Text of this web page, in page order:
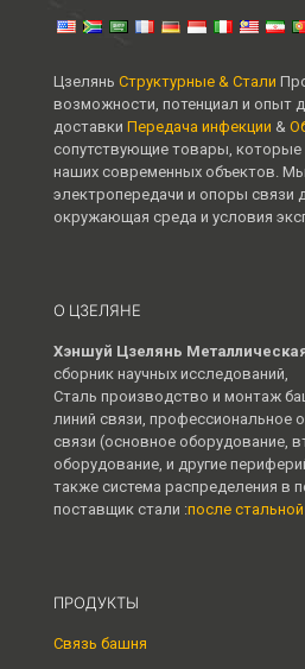
Цзелянь Структурные & Стали
возможности, потенциал и опыт
доставки Передача инфекции &
сопутствующие товары, которые
наших современных объектов.
электропередачи и опоры связи
окружающая среда и условия
О ЦЗЕЛЯНЕ
Хэншуй Цзелянь
сборник научных исследований,
Сталь производство и монтаж
линий связи, профессиональное
связи (основное оборудование,
оборудование, и другие
также система распределения в
поставщик стали :после
ПРОДУКТЫ
Связь башня